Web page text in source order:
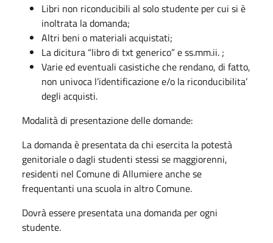
Libri non riconducibili al solo studente per cui si è
inoltrata la domanda;
Altri beni o materiali acquistati;
La dicitura “libro di txt generico” e ss.mm.ii. ;
Varie ed eventuali casistiche che rendano, di fatto,
non univoca l’identificazione e/o la riconducibilita’
degli acquisti.
Modalità di presentazione delle domande:
La domanda è presentata da chi esercita la potestà
genitoriale o dagli studenti stessi se maggiorenni,
residenti nel Comune di Allumiere anche se
frequentanti una scuola in altro Comune.
Dovrà essere presentata una domanda per ogni
studente.